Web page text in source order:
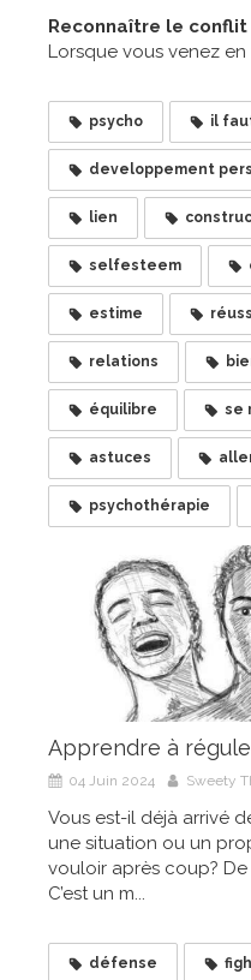
Reconnaître le
Lorsque vous venez en
psycho il
developpement
lien
selfesteem
estime
relations
équilibre se
astuces
psychothérapie
Apprendre à
04 Juin 2024 Sweety
Vous est-il déjà arrivé
une situation ou un
vouloir après coup?
C’est un m...
défense